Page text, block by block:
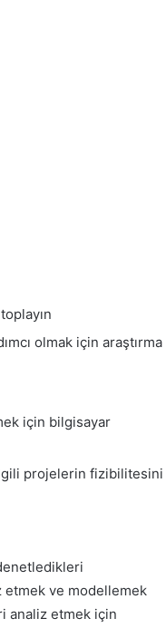
olmak için araştırma
için bilgisayar
projelerin fizibilitesini
etmek ve modellemek
analiz etmek için